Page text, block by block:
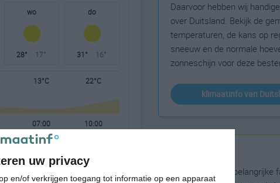
uw privacy
en/of verkrijgen toegang tot informatie op een apparaat
wo
28° 17°
do
31° 16°
13°C 22°C
07:00 10:00
Daarvoor hebben wij
over Duitsland. Bekijk de
temperaturen, de kans op
sneeuw en de normale
zonneschijn voor deze
klimaatinfo van
Het weer is een belangrijke